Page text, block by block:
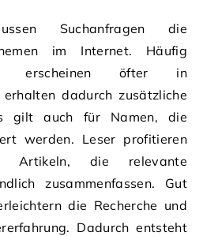
Suchanfragen die
im Internet. Häufig
erscheinen öfter in
erhalten dadurch zusätzliche
gilt auch für Namen, die
werden. Leser profitieren
Artikeln, die relevante
zusammenfassen. Gut
die Recherche und
Dadurch entsteht